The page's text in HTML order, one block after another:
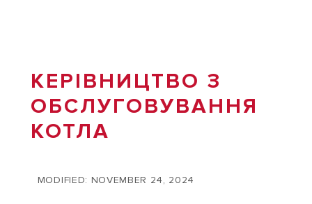
КЕРІВНИЦТВО З
ОБСЛУГОВУВАННЯ
КОТЛА
MODIFIED: NOVEMBER 24, 2024